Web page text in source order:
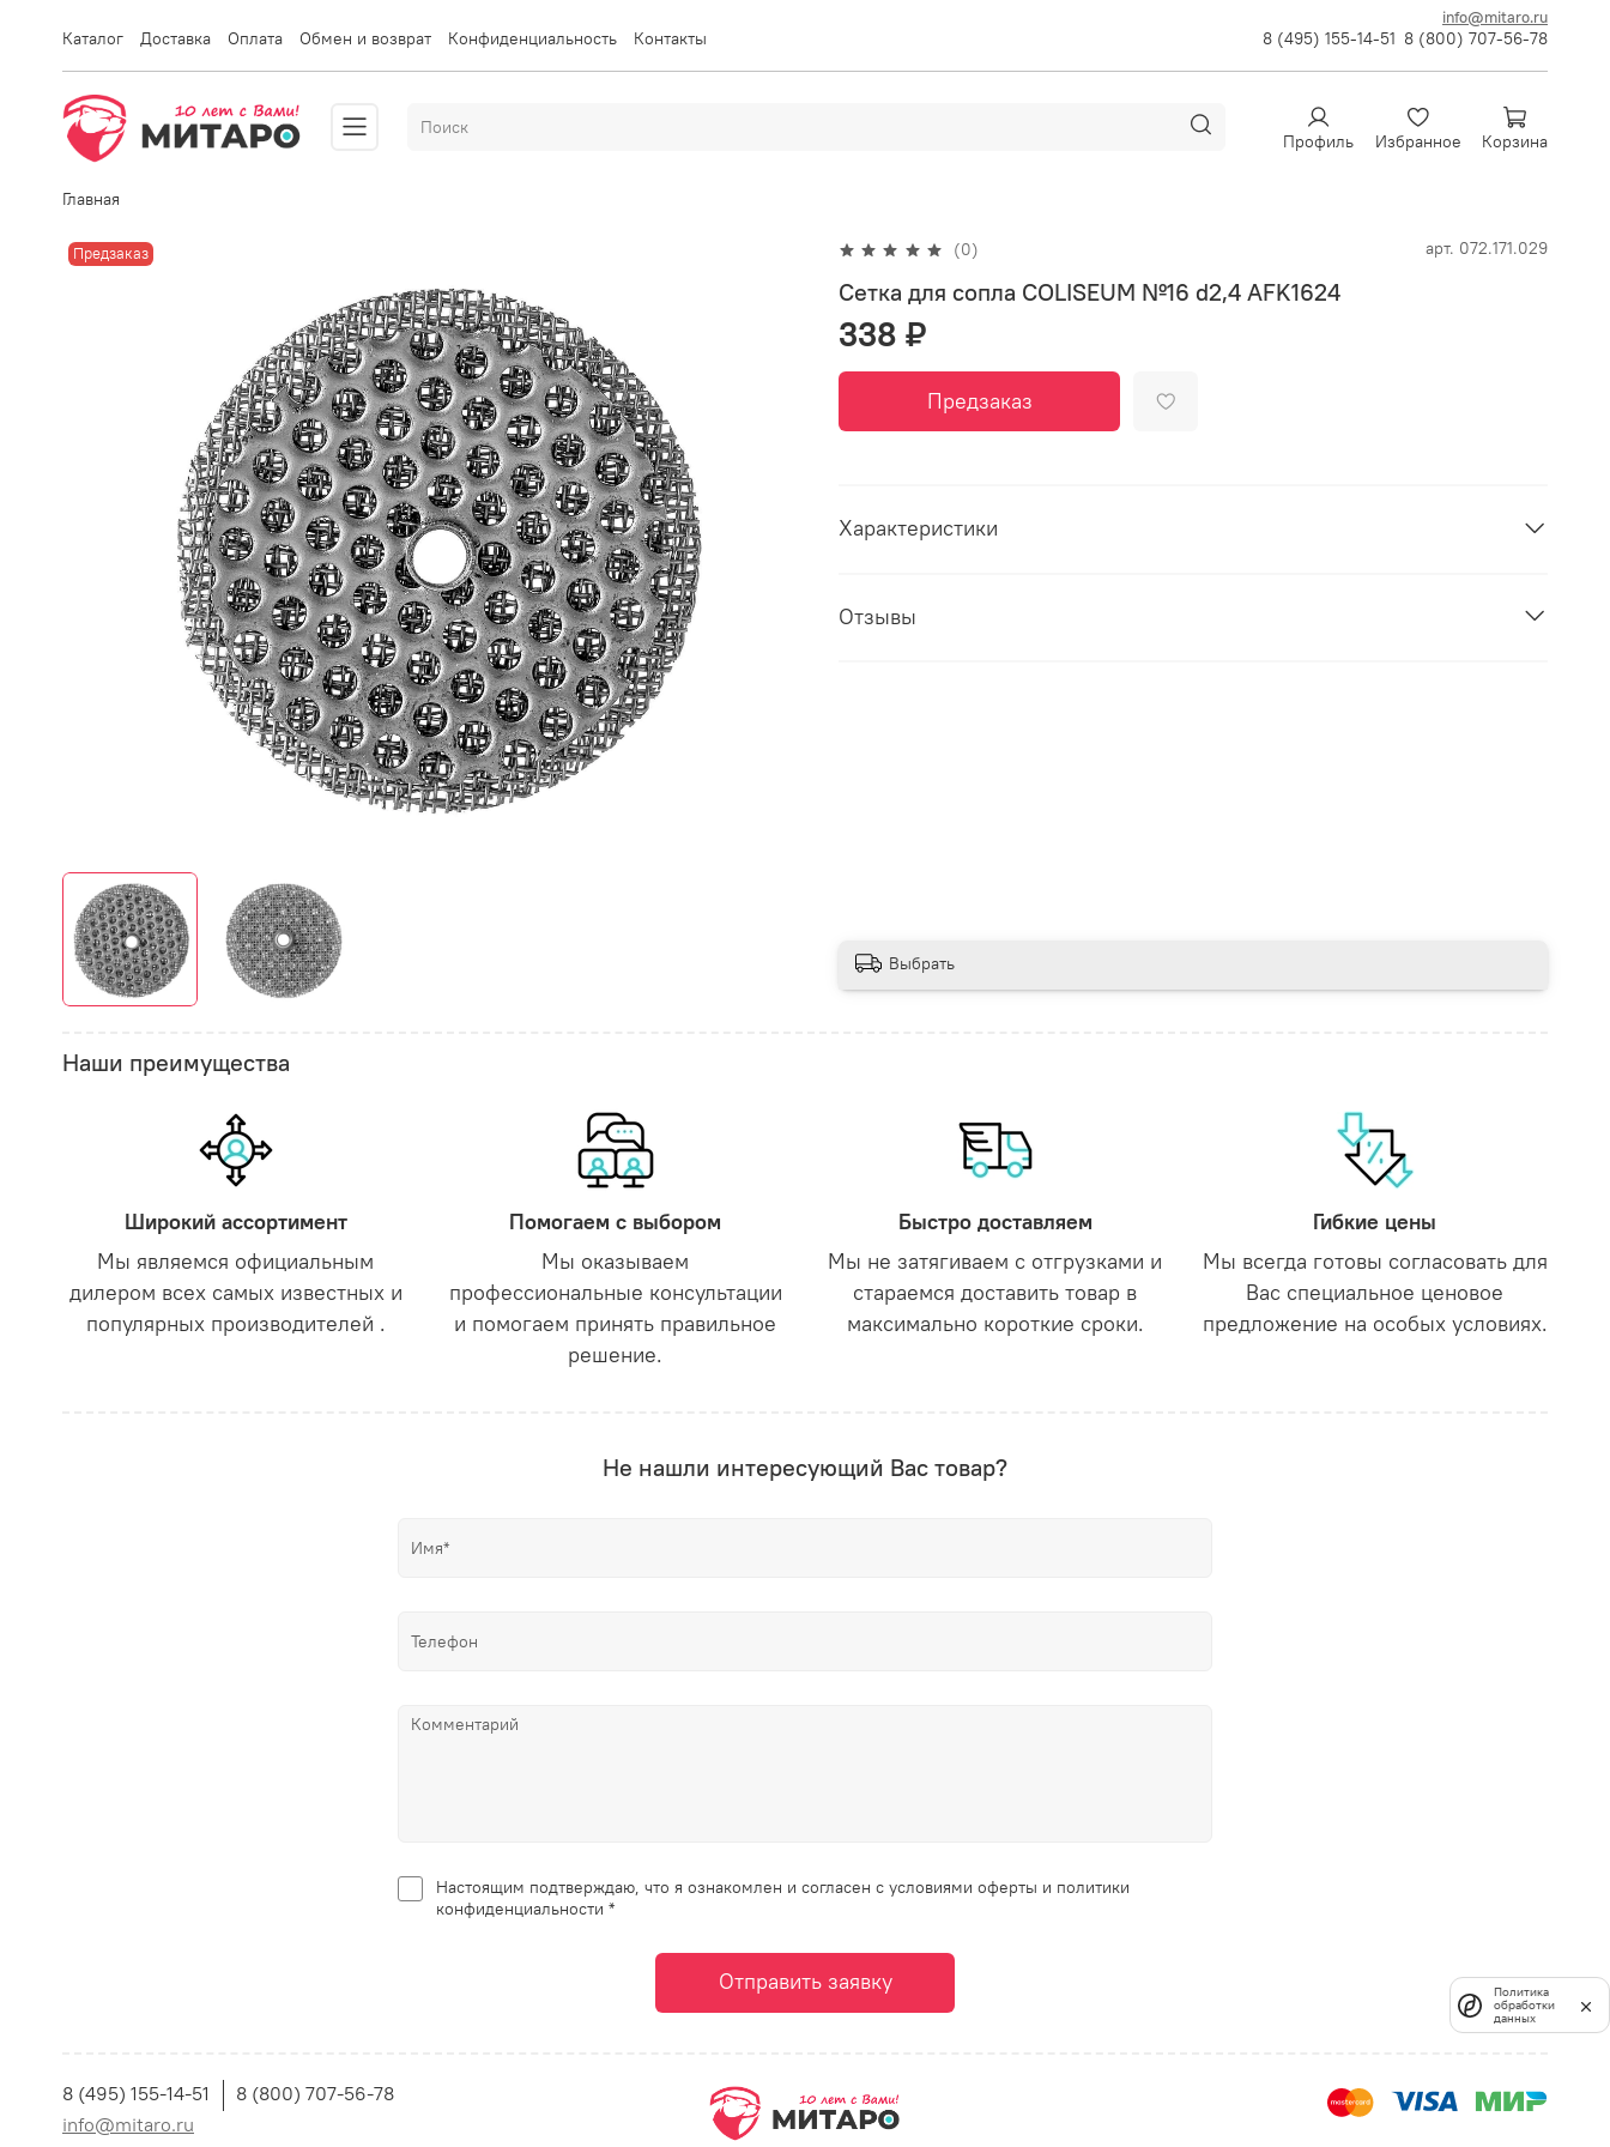
info@mitaro.ru
Каталог Доставка Оплата Обмен и возврат Конфиденциальность Контакты 8 (495) 155-14-51 8 (800) 707-56-78
Профиль Избранное Корзина
Главная
Предзаказ (0) арт. 072.171.029
Сетка для сопла COLISEUM №16 d2,4 AFK1624
338 ₽
Предзаказ
Характеристики
Отзывы
Выбрать
Наши преимущества
Широкий ассортимент
Мы являемся официальным
дилером всех самых известных и
популярных производителей .
Помогаем с выбором
Мы оказываем
профессиональные консультации
и помогаем принять правильное
решение.
Быстро доставляем
Мы не затягиваем с отгрузками и
стараемся доставить товар в
максимально короткие сроки.
Гибкие цены
Мы всегда готовы согласовать для
Вас специальное ценовое
предложение на особых условиях.
Не нашли интересующий Вас товар?
Настоящим подтверждаю, что я ознакомлен и согласен с условиями оферты и политики
конфиденциальности *
Отправить заявку
8 (495) 155-14-51
8 (800) 707-56-78
info@mitaro.ru
Политика
обработки
данных